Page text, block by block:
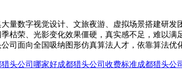
量数字视觉设计、文旅夜游、虚拟场景搭建研
枯荣、光影变化效果僵硬，真实感不足，难以
司面向全国吸纳图形仿真算法人才，依靠算法
猎头公司哪家好成都猎头公司收费标准成都猎头公